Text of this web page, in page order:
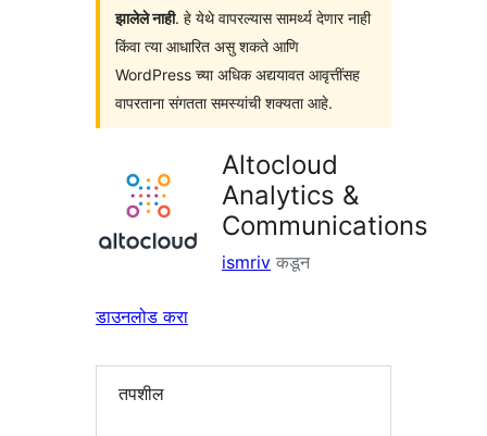
झालेले नाही. हे येथे वापरल्यास सामर्थ्य देणार नाही
किंवा त्या आधारित असु शकते आणि
WordPress च्या अधिक अद्ययावत आवृत्तींसह
वापरताना संगतता समस्यांची शक्यता आहे.
Altocloud
Analytics &
Communications
ismriv कडून
डाउनलोड करा
तपशील